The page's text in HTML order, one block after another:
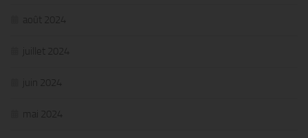
août 2024
juillet 2024
juin 2024
mai 2024